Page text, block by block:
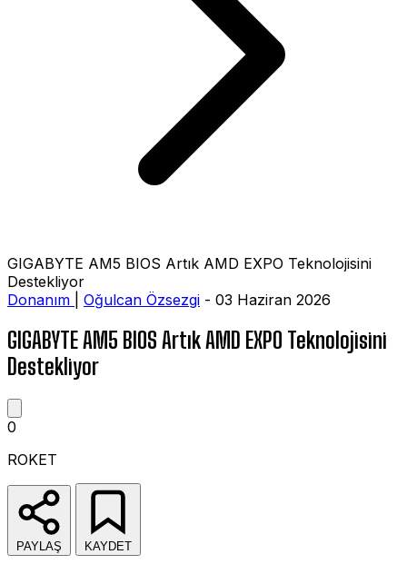
GIGABYTE AM5 BIOS Artık AMD EXPO Teknolojisini
Destekliyor
Donanım
Oğulcan Özsezgi - 03 Haziran 2026
GIGABYTE AM5 BIOS Artık AMD EXPO Teknolojisini
Destekliyor
0
ROKET
PAYLAŞ KAYDET